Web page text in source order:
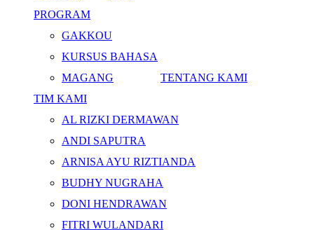
PROGRAM
GAKKOU
KURSUS BAHASA
MAGANG
TENTANG KAMI
TIM KAMI
AL RIZKI DERMAWAN
ANDI SAPUTRA
ARNISA AYU RIZTIANDA
BUDHY NUGRAHA
DONI HENDRAWAN
FITRI WULANDARI
Pekerjaan/Jabatan : President
Kota Asal : Lampung, Indonesia
E-Mail : info@nagoyacoursecenter.com
Recent Posts
Recent Comments